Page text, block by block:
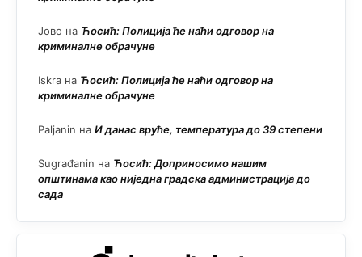
Јово на Ћосић: Полиција ће наћи одговор на
криминалне обрачуне
Iskra на Ћосић: Полиција ће наћи одговор на
криминалне обрачуне
Paljanin на И данас вруће, температура до 39 степени
Sugrađanin на Ћосић: Доприносимо нашим
општинама као ниједна градска администрација до
сада